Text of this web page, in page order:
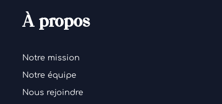
À propos
Notre mission
Notre équipe
Nous rejoindre